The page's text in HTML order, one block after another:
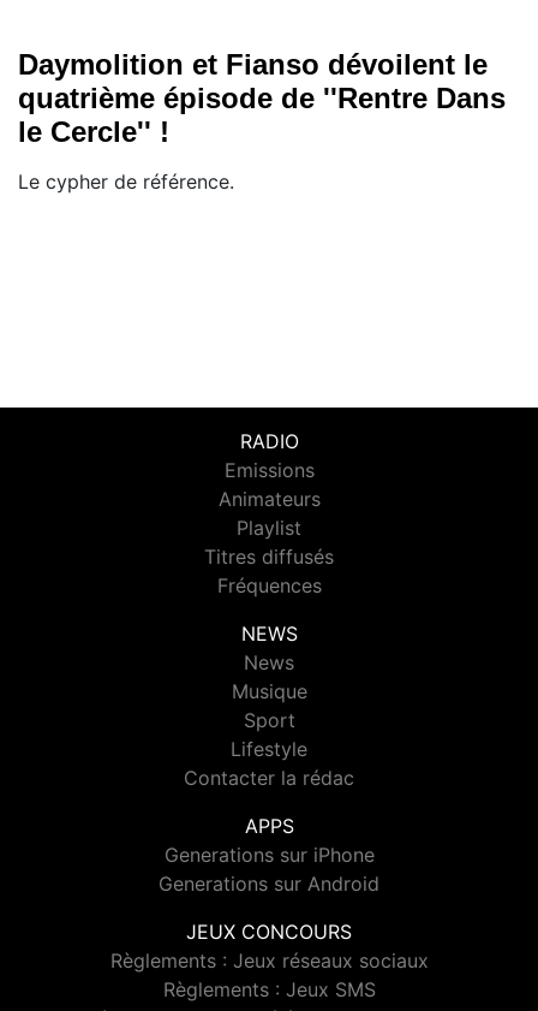
Daymolition et Fianso dévoilent le
quatrième épisode de ''Rentre Dans
le Cercle'' !
Le cypher de référence.
RADIO
Emissions
Animateurs
Playlist
Titres diffusés
Fréquences
NEWS
News
Musique
Sport
Lifestyle
Contacter la rédac
APPS
Generations sur iPhone
Generations sur Android
JEUX CONCOURS
Règlements : Jeux réseaux sociaux
Règlements : Jeux SMS